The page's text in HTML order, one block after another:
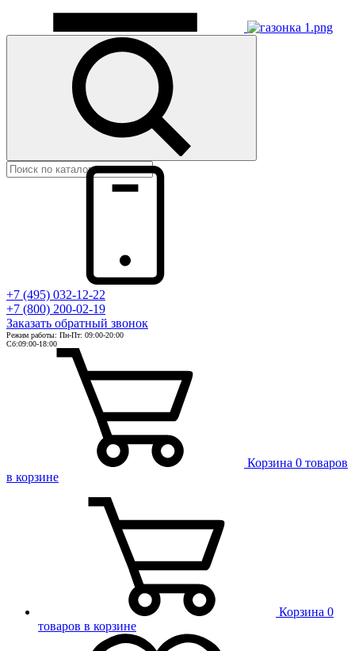
+7 (495) 032-12-22
+7 (800) 200-02-19
Заказать обратный звонок
Режим работы: Пн-Пт: 09:00-20:00
Сб:09:00-18:00
Корзина 0 товаров
в корзине
Корзина 0
товаров в корзине